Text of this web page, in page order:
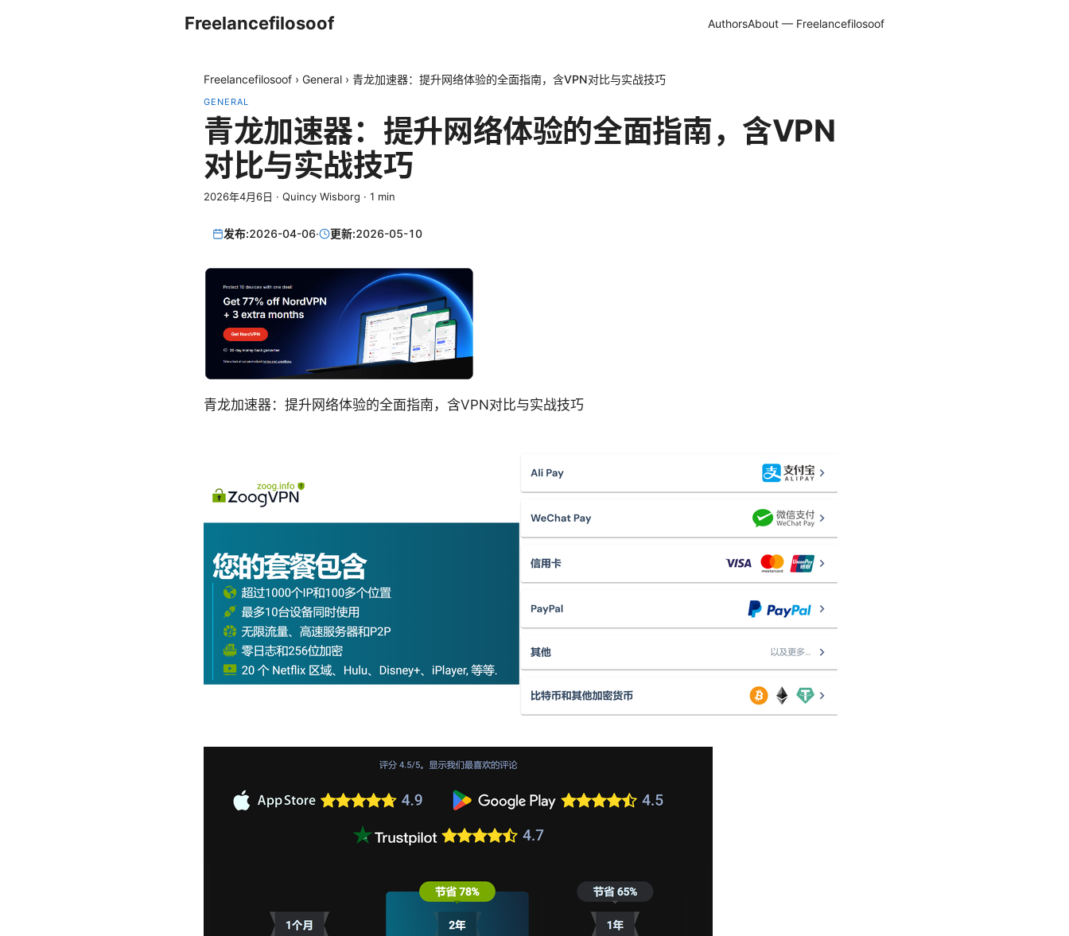
Freelancefilosoof AuthorsAbout — Freelancefilosoof
Freelancefilosoof › General › 青龙加速器：提升网络体验的全面指南，含VPN对比与实战技巧
GENERAL
青龙加速器：提升网络体验的全面指南，含VPN
对比与实战技巧
2026年4月6日 · Quincy Wisborg · 1 min
发布:2026-04-06· 更新:2026-05-10
青龙加速器：提升网络体验的全面指南，含VPN对比与实战技巧